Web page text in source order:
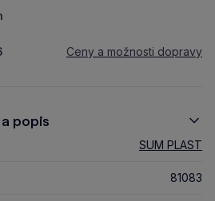
Ceny a možnosti dopravy
popis
SUM PLAST
81083